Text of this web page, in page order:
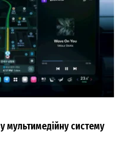
мультимедійну систему